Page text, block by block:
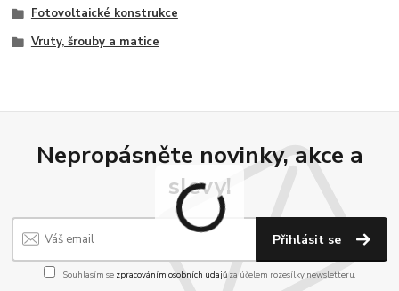
Fotovoltaické konstrukce
Vruty, šrouby a matice
Nepropásněte novinky, akce a
slevy!
Přihlásit se
Souhlasím se zpracováním osobních údajůza účelem rozesílky newsletteru.